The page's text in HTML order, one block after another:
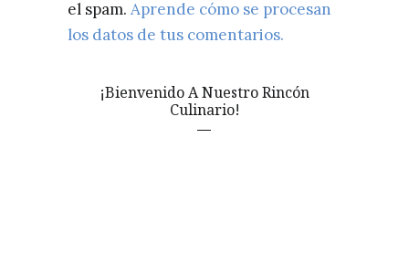
el spam. Aprende cómo se procesan
los datos de tus comentarios.
¡Bienvenido A Nuestro Rincón
Culinario!